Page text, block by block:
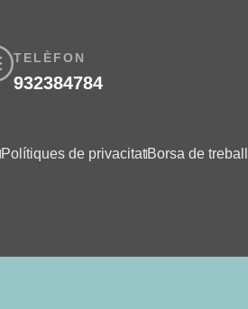
TELÈFON
932384784
Polítiques de privacitatBorsa de treball